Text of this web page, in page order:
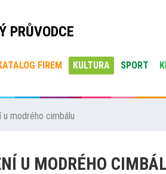
PRŮVODCE
FIREM KULTURA SPORT
u modrého cimbálu
U MODRÉHO